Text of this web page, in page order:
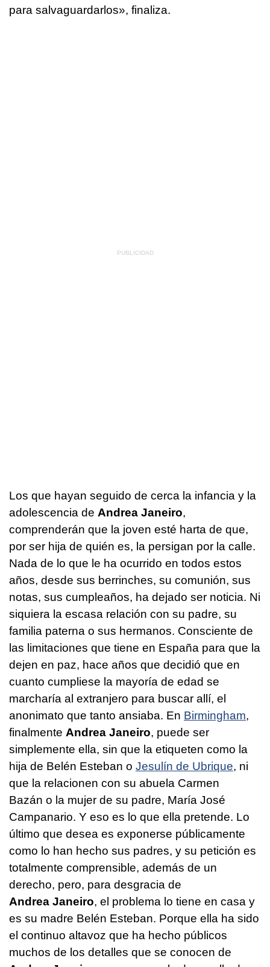
para salvaguardarlos», finaliza.
Los que hayan seguido de cerca la infancia y la
adolescencia de Andrea Janeiro,
comprenderán que la joven esté harta de que,
por ser hija de quién es, la persigan por la calle.
Nada de lo que le ha ocurrido en todos estos
años, desde sus berrinches, su comunión, sus
notas, sus cumpleaños, ha dejado ser noticia. Ni
siquiera la escasa relación con su padre, su
familia paterna o sus hermanos. Consciente de
las limitaciones que tiene en España para que la
dejen en paz, hace años que decidió que en
cuanto cumpliese la mayoría de edad se
marcharía al extranjero para buscar allí, el
anonimato que tanto ansiaba. En Birmingham,
finalmente Andrea Janeiro, puede ser
simplemente ella, sin que la etiqueten como la
hija de Belén Esteban o Jesulín de Ubrique, ni
que la relacionen con su abuela Carmen
Bazán o la mujer de su padre, María José
Campanario. Y eso es lo que ella pretende. Lo
último que desea es exponerse públicamente
como lo han hecho sus padres, y su petición es
totalmente comprensible, además de un
derecho, pero, para desgracia de
Andrea Janeiro, el problema lo tiene en casa y
es su madre Belén Esteban. Porque ella ha sido
el continuo altavoz que ha hecho públicos
muchos de los detalles que se conocen de